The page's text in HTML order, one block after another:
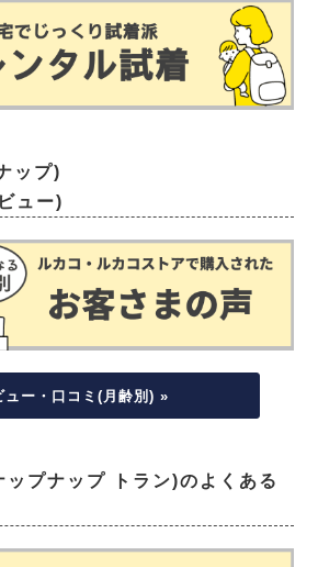
ップ)
ュー)
ュー・口コミ(月齢別) »
プナップ トラン)のよくある